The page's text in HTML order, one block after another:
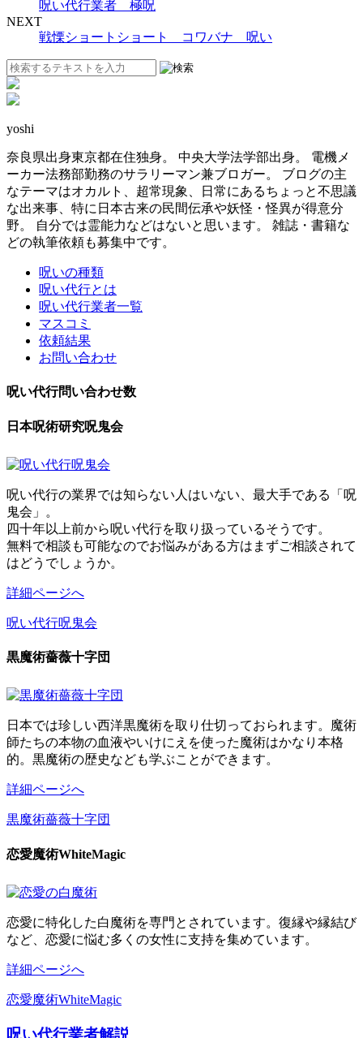
呪い代行業者 極呪
NEXT
戦慄ショートショート コワバナ 呪い
yoshi
奈良県出身東京都在住独身。 中央大学法学部出身。 電機メ
ーカー法務部勤務のサラリーマン兼ブロガー。 ブログの主
なテーマはオカルト、超常現象、日常にあるちょっと不思議
な出来事、特に日本古来の民間伝承や妖怪・怪異が得意分
野。 自分では霊能力などはないと思います。 雑誌・書籍な
どの執筆依頼も募集中です。
呪いの種類
呪い代行とは
呪い代行業者一覧
マスコミ
依頼結果
お問い合わせ
呪い代行問い合わせ数
日本呪術研究呪鬼会
呪い代行の業界では知らない人はいない、最大手である「呪
鬼会」。
四十年以上前から呪い代行を取り扱っているそうです。
無料で相談も可能なのでお悩みがある方はまずご相談されて
はどうでしょうか。
詳細ページへ
呪い代行呪鬼会
黒魔術薔薇十字団
日本では珍しい西洋黒魔術を取り仕切っておられます。魔術
師たちの本物の血液やいけにえを使った魔術はかなり本格
的。黒魔術の歴史なども学ぶことができます。
詳細ページへ
黒魔術薔薇十字団
恋愛魔術WhiteMagic
恋愛に特化した白魔術を専門とされています。復縁や縁結び
など、恋愛に悩む多くの女性に支持を集めています。
詳細ページへ
恋愛魔術WhiteMagic
呪い代行業者解説